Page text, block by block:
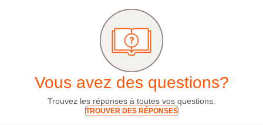
Vous avez des questions?
Trouvez les réponses à toutes vos questions.
TROUVER DES RÉPONSES